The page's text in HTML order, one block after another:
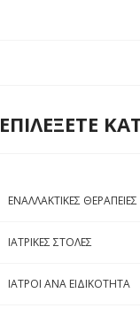
ΕΠΙΛΕΞΕΤΕ
ΕΝΑΛΛΑΚΤΙΚΕΣ ΘΕΡΑΠΕΙΕΣ
ΙΑΤΡΙΚΕΣ ΣΤΟΛΕΣ
ΙΑΤΡΟΙ ΑΝΑ ΕΙΔΙΚΟΤΗΤΑ